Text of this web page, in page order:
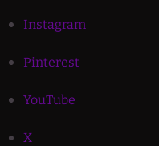
Instagram
Pinterest
YouTube
X